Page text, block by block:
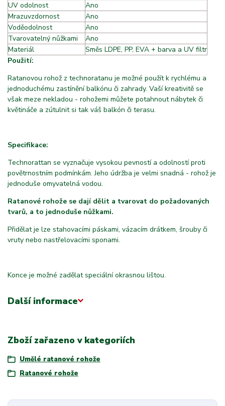
UV odolnost
Ano
Mrazuvzdornost
Ano
Voděodolnost
Ano
Tvarovatelný nůžkami
Ano
Materiál
Směs LDPE, PP, EVA + barva a UV filtr
Použití:
Ratanovou rohož z technoratanu je možné použít k rychlému a
jednoduchému zastínění balkónu či zahrady. Vaší kreativitě se
však meze nekladou - rohožemi můžete potahnout nábytek či
květináče a zútulnit si tak váš balkón či terasu.
Specifikace:
Technorattan se vyznačuje vysokou pevností a odolností proti
povětrnostním podmínkám. Jeho údržba je velmi snadná - rohož je
jednoduše omyvatelná vodou.
Ratanové rohože se dají dělit a tvarovat do požadovaných
tvarů, a to jednoduše nůžkami.
Přidělat je lze stahovacími páskami, vázacím drátkem, šrouby či
vruty nebo nastřelovacími sponami.
Konce je možné zadělat speciální okrasnou lištou.
Další informace
Zboží zařazeno v kategoriích
Umělé ratanové rohože
Ratanové rohože